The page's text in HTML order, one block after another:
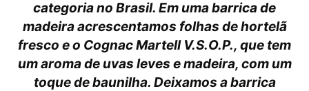
categoria no Brasil. Em uma barrica de
madeira acrescentamos folhas de hortelã
fresco e o Cognac Martell V.S.O.P., que tem
um aroma de uvas leves e madeira, com um
toque de baunilha. Deixamos a barrica